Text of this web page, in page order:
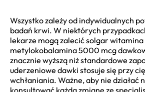
Wszystko zależy od indywidualnych
badań krwi. W niektórych
lekarze mogą zalecić solgar witamina
metylokobalamina 5000 mcg
znacznie wyższą niż standardowe
uderzeniowe dawki stosuje się przy
wchłaniania. Ważne, aby nie działać
konsultować każdą zmianę ze